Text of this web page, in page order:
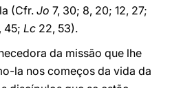
(Cfr. Jo 7, 30; 8, 20; 12, 27;
45; Lc 22, 53).
da missão que lhe
la nos começos da vida da